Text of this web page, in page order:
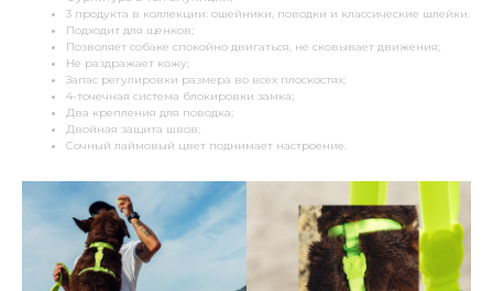
3 продукта в коллекции: ошейники, поводки и классические шлейки.
Подходит для щенков;
Позволяет собаке спокойно двигаться, не сковывает движения;
Не раздражает кожу;
Запас регулировки размера во всех плоскостях;
4-точечная система блокировки замка;
Два крепления для поводка;
Двойная защита швов;
Сочный лаймовый цвет поднимает настроение.